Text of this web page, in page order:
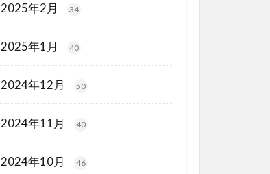
2025年2月 34
2025年1月 40
2024年12月 50
2024年11月 40
2024年10月 46